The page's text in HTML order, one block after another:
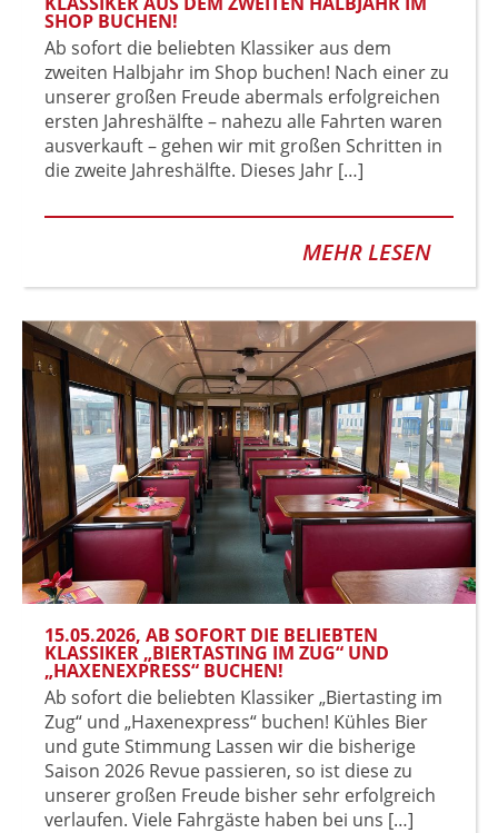
SHOP BUCHEN!
Ab sofort die beliebten Klassiker aus dem
zweiten Halbjahr im Shop buchen! Nach einer zu
unserer großen Freude abermals erfolgreichen
ersten Jahreshälfte – nahezu alle Fahrten waren
ausverkauft – gehen wir mit großen Schritten in
die zweite Jahreshälfte. Dieses Jahr […]
MEHR LESEN
15.05.2026, AB SOFORT DIE BELIEBTEN
KLASSIKER „BIERTASTING IM ZUG“ UND
„HAXENEXPRESS“ BUCHEN!
Ab sofort die beliebten Klassiker „Biertasting im
Zug“ und „Haxenexpress“ buchen! Kühles Bier
und gute Stimmung Lassen wir die bisherige
Saison 2026 Revue passieren, so ist diese zu
unserer großen Freude bisher sehr erfolgreich
verlaufen. Viele Fahrgäste haben bei uns […]